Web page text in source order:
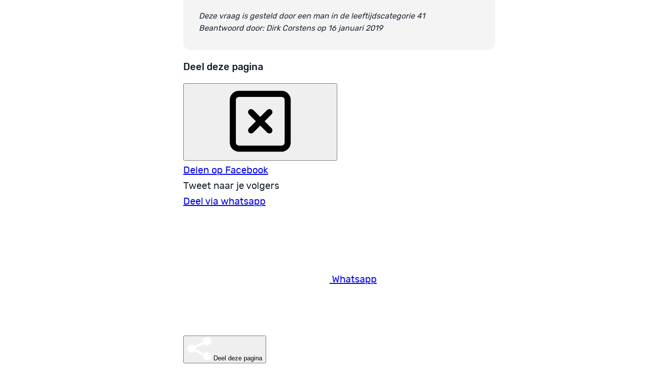
Deze vraag is gesteld door een man in de leeftijdscategorie 41
Beantwoord door: Dirk Corstens op 16 januari 2019
Deel deze pagina
Delen op Facebook
Tweet naar je volgers
Deel via whatsapp
Whatsapp
Deel deze pagina